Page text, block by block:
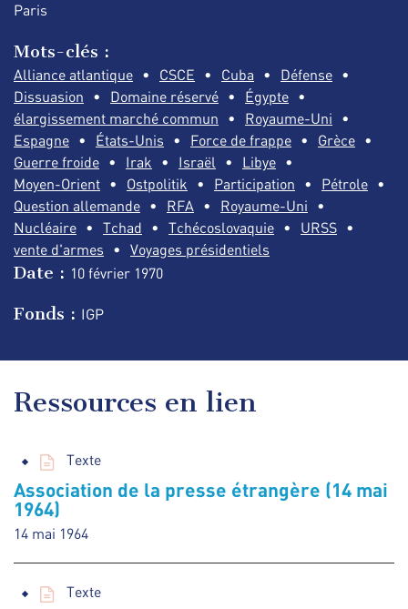
Paris
Mots-clés :
Alliance atlantique CSCE Cuba
Défense
Dissuasion
Domaine réservé
Égypte
élargissement marché commun
Royaume-Uni
Espagne
États-Unis Force de frappe
Grèce
Guerre froide
Irak Israël
Libye
Moyen-Orient
Ostpolitik Participation
Pétrole
Question allemande
RFA
Royaume-Uni
Nucléaire
Tchad Tchécoslovaquie
URSS
vente d'armes
Voyages présidentiels
Date : 10 février 1970
Fonds : IGP
Ressources en lien
Texte
Association de la presse étrangère (14 mai
1964)
14 mai 1964
Texte